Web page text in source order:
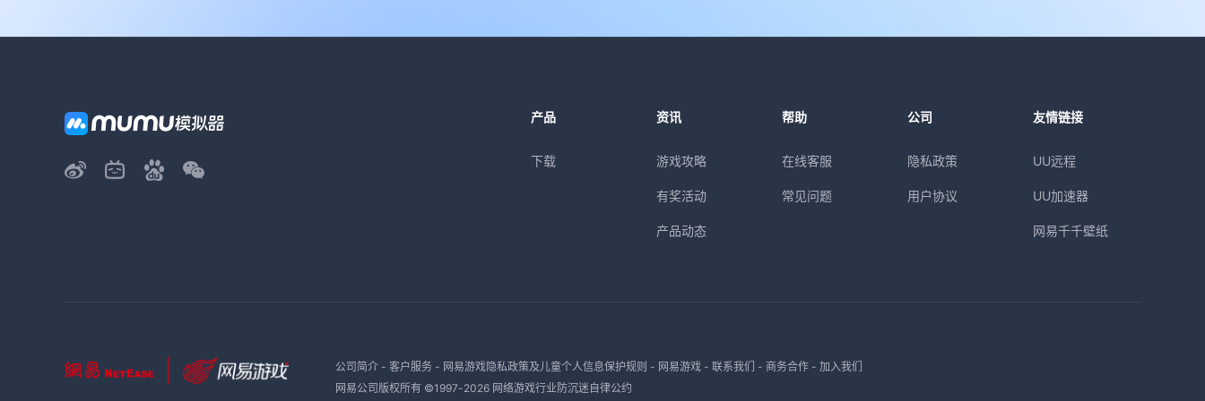
产品
下载
资讯
游戏攻略
有奖活动
产品动态
帮助
在线客服
常见问题
公司
隐私政策
用户协议
友情链接
UU远程
UU加速器
网易千千壁纸
公司简介- 客户服务- 网易游戏隐私政策及儿童个人信息保护规则 - 网易游戏- 联系我们 - 商务合作- 加入我们
网易公司版权所有 ©1997-2026 网络游戏行业防沉迷自律公约